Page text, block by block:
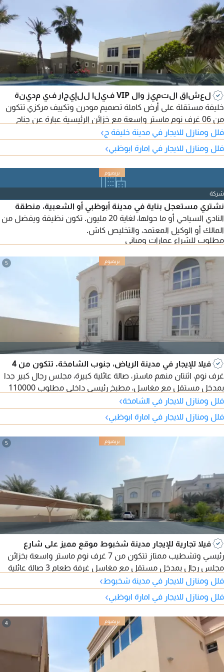
لعشاق التميز وال VIP فيلا للإيجار في مدينة
خليفة مستقلة على أرض كاملة تصميم مودرن وتكييف مركزي تتكون
من 06 غرف نوم ماستر واسعة مع خزائن الرئيسية عبارة عن جناح
غرفة وصالة مع بلكونه مجلس رجال بمدخل مستقل مع مغاسل
وحمام 03 صالة عائلية واحدة منهم بالدور الأول مغلقة مع بلكونه،
مطبخ رئيسي داخلي مع ستور غرفة خادمة ملحق خارجي يحتوي على
غرفة طباخ أو سائق غرفة غسيل مسبح خلف الفيلا مساحات واسعة
فلل ومنازل للايجار في مدينة خليفة ج›
فلل ومنازل للايجار في امارة ابوظبي›
شركة
نشتري مستعجل بناية في مدينة أبوظبي أو الشعبية، منطقة
النادي السياحي أو ما حولها، لغاية 20 مليون. تكون نظيفة ويفضل من
المالك أو الوكيل المعتمد، والتخليص كاش.
مطلوب للشراء عمارات ومباني
5
فيلا للإيجار في مدينة الرياض، جنوب الشامخة. تتكون من 4
غرف نوم، اثنتان منهم ماستر، صالة عائلية كبيرة، مجلس رجال كبير جدا
بمدخل مستقل مع مغاسل، مطبخ رئيسي داخلي مطلوب 110000
درهم سنوي
فلل ومنازل للايجار في الشامخة›
فلل ومنازل للايجار في امارة ابوظبي›
5
فيلا تجارية للإيجار مدينة شخبوط موقع مميز على شارع
رئيسي وتشطيب ممتاز تتكون من 7 غرف نوم ماستر واسعة بخزائن
مجلس رجال بمدخل مستقل مع مغاسل غرفة طعام 3 صالة عائلية
كبيرة مطبخ تحضيري بالدور الأرضي والأول والرووف ملحق خدمات
خارجي يتكون من مطبخ رئيسي كبير مع ستور غرفة خادمة ستور غرفة
غسيل وكوي على الرووف غرفة سائق حوش واسع جدا مع مساحات
خضراء مظلات للسيارات مع مواقف سيارات خارجية أمام الفيلا
مطلوب
فلل ومنازل للايجار في مدينة شخبوط›
فلل ومنازل للايجار في امارة ابوظبي›
4